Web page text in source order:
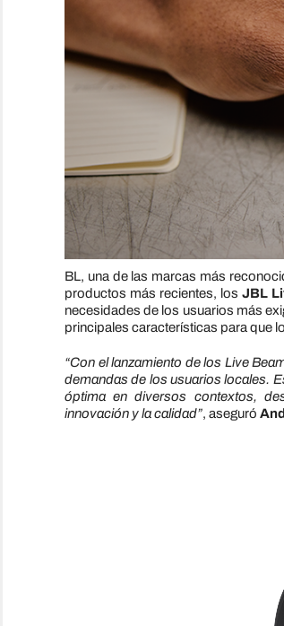
BL, una de las marcas más
productos más recientes, losJBL
necesidades de los usuarios más
principales características para que
“Con el lanzamiento de los Live
demandas de los usuarios locales.
óptima en diversos contextos,
innovación y la calidad”, aseguró